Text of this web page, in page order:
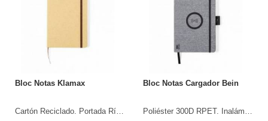
Bloc Notas Klamax
Cartón Reciclado. Portada Rígida. 100 Hojas.
Bloc Notas Cargador Bein
Poliéster 300D RPET. Inalámbrico 10W. Portada Rígida. 80 Hojas.